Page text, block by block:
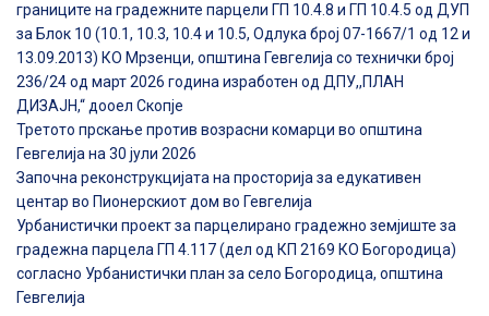
границите на градежните парцели ГП 10.4.8 и ГП 10.4.5 од ДУП
за Блок 10 (10.1, 10.3, 10.4 и 10.5, Одлука број 07-1667/1 од 12 и
13.09.2013) КО Мрзенци, општина Гевгелија со технички број
236/24 од март 2026 година изработен од ДПУ,,ПЛАН
ДИЗАЈН,“ дооел Скопје
Третото прскање против возрасни комарци во општина
Гевгелија на 30 јули 2026
Започна реконструкцијата на просторија за едукативен
центар во Пионерскиот дом во Гевгелија
Урбанистички проект за парцелирано градежно земјиште за
градежна парцела ГП 4.117 (дел од КП 2169 КО Богородица)
согласно Урбанистички план за село Богородица, општина
Гевгелија